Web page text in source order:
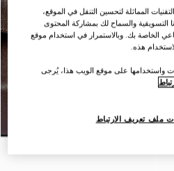
المماثلة لتحسين التنقل في الموقع،
التسويقية والسماح لك بمشاركة المحتوى
الخاصة بك. وبالاستمرار في استخدام موقع
هذه.
واستخدامها على موقع الويب هذا، يُرجى
ملف تعريف الارتباط